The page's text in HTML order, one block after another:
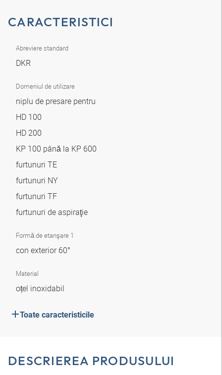
CARACTERISTICI
Abreviere standard
DKR
Domeniul de utilizare
niplu de presare pentru
HD 100
HD 200
KP 100 până la KP 600
furtunuri TE
furtunuri NY
furtunuri TF
furtunuri de aspiraţie
Formă de etanşare 1
con exterior 60°
Material
oțel inoxidabil
Toate caracteristicile
DESCRIEREA PRODUSULUI